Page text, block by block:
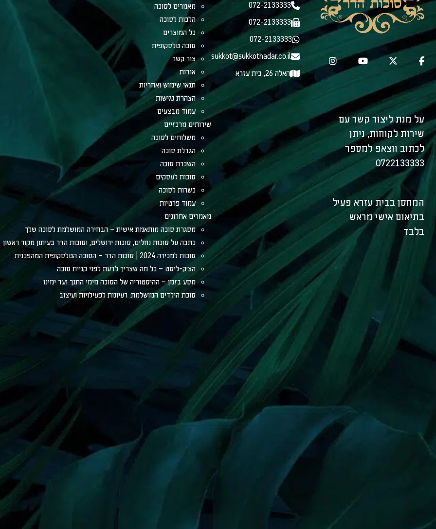
על מנת ליצור קשר עם
שירות לקוחות, ניתן
לכתוב ווצאפ למספר
0722133333
המחסן בבית עזרא פעיל
בתיאום אישי מראש
בלבד
072-2133333
072-2133333
072-2133333
sukkot@sukkothadar.co.il
האלה 26, בית עזרא
מאמרים לסוכה
הלכות לסוכה
כל המוצרים
סוכה טלסקופית
צור קשר
אודות
תנאי שימוש ואחריות
הצהרת נגישות
עמוד מבצעים
שירותים מרכזיים
משלוחים לסוכה
הגדלת סוכה
השכרת סוכה
סוכות לעסקים
כשרות לסוכה
עמוד פרטיות
מאמרים אחרונים
מסגרת סוכה מותאמת אישית – הבחירה המושלמת לסוכה שלך
כתבה על סוכות נחלים, סוכות ירושלים, וסוכות הדר בעיתון מקור ראשון
סוכות למכירה 2024 | סוכות הדר – הסוכה הטלסקופית המהפכנית
הצ׳ק-ליסט – כל מה שצריך לדעת לפני קניית סוכה
מסע בזמן – ההיסטוריה של הסוכה מימי התנך ועד ימינו
סוכת הילדים המושלמת: רעיונות לפעילויות ועיצוב